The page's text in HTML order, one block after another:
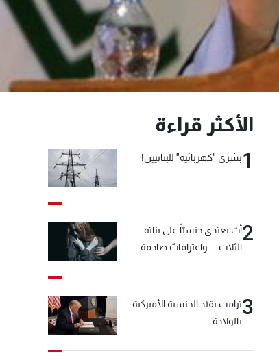
الأكثر قراءة
1بشرى "كهربائية" للبنانيين!
2أبٌ يعتدي جنسيّاً على بناته
الثلاث… واعترافاتٌ صادمة
3ترامب يقيّد الجنسية الأميركية
بالولادة